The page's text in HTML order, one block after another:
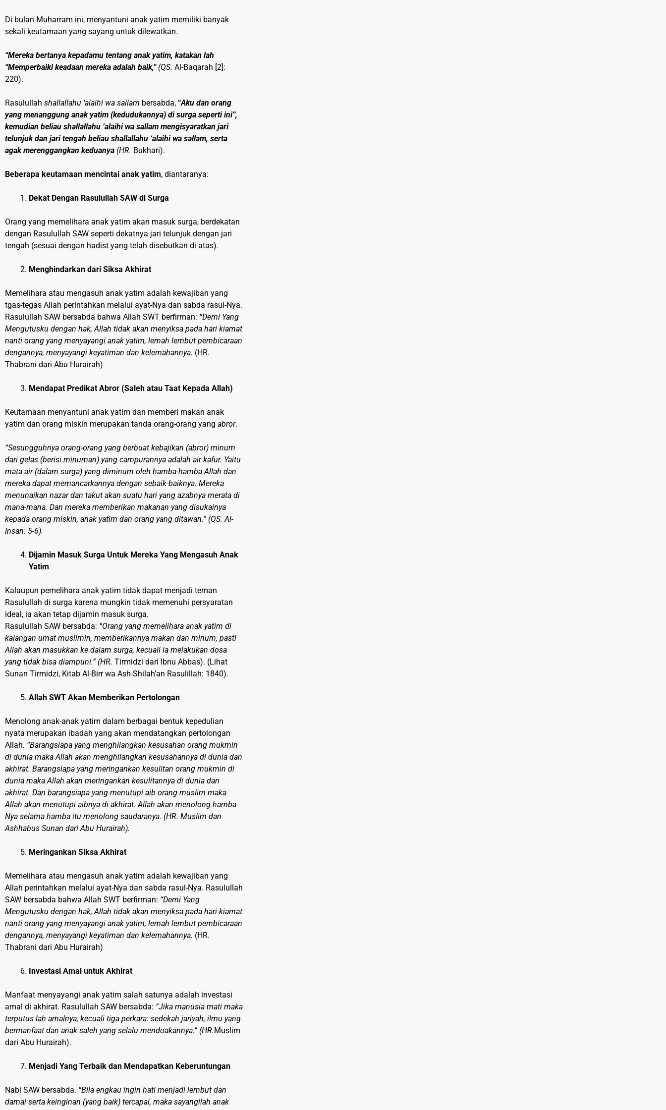
Di bulan Muharram ini, menyantuni anak yatim memiliki banyak
sekali keutamaan yang sayang untuk dilewatkan.
“Mereka bertanya kepadamu tentang anak yatim, katakan lah
“Memperbaiki keadaan mereka adalah baik,”(QS. Al-Baqarah [2]:
220).
Rasulullah shallallahu ‘alaihi wa sallam bersabda, “Aku dan orang
yang menanggung anak yatim (kedudukannya) di surga seperti ini”,
kemudian beliau shallallahu ‘alaihi wa sallam mengisyaratkan jari
telunjuk dan jari tengah beliau shallallahu ‘alaihi wa sallam, serta
agak merenggangkan keduanya (HR. Bukhari).
Beberapa keutamaan mencintai anak yatim, diantaranya:
Dekat Dengan Rasulullah SAW di Surga
Orang yang memelihara anak yatim akan masuk surga, berdekatan
dengan Rasulullah SAW seperti dekatnya jari telunjuk dengan jari
tengah (sesuai dengan hadist yang telah disebutkan di atas).
Menghindarkan dari Siksa Akhirat
Memelihara atau mengasuh anak yatim adalah kewajiban yang
tgas-tegas Allah perintahkan melalui ayat-Nya dan sabda rasul-Nya.
Rasulullah SAW bersabda bahwa Allah SWT berfirman: “Demi Yang
Mengutusku dengan hak, Allah tidak akan menyiksa pada hari kiamat
nanti orang yang menyayangi anak yatim, lemah lembut pembicaraan
dengannya, menyayangi keyatiman dan kelemahannya. (HR.
Thabrani dari Abu Hurairah)
Mendapat Predikat Abror (Saleh atau Taat Kepada Allah)
Keutamaan menyantuni anak yatim dan memberi makan anak
yatim dan orang miskin merupakan tanda orang-orang yang abror.
“Sesungguhnya orang-orang yang berbuat kebajikan (abror) minum
dari gelas (berisi minuman) yang campurannya adalah air kafur. Yaitu
mata air (dalam surga) yang diminum oleh hamba-hamba Allah dan
mereka dapat memancarkannya dengan sebaik-baiknya. Mereka
menunaikan nazar dan takut akan suatu hari yang azabnya merata di
mana-mana. Dan mereka memberikan makanan yang disukainya
kepada orang miskin, anak yatim dan orang yang ditawan.” (QS. Al-
Insan: 5-6).
Dijamin Masuk Surga Untuk Mereka Yang Mengasuh Anak
Yatim
Kalaupun pemelihara anak yatim tidak dapat menjadi teman
Rasulullah di surga karena mungkin tidak memenuhi persyaratan
ideal, ia akan tetap dijamin masuk surga.
Rasulullah SAW bersabda: “Orang yang memelihara anak yatim di
kalangan umat muslimin, memberikannya makan dan minum, pasti
Allah akan masukkan ke dalam surga, kecuali ia melakukan dosa
yang tidak bisa diampuni.” (HR. Tirmidzi dari Ibnu Abbas). (Lihat
Sunan Tirmidzi, Kitab Al-Birr wa Ash-Shilah’an Rasulillah: 1840).
Allah SWT Akan Memberikan Pertolongan
Menolong anak-anak yatim dalam berbagai bentuk kepedulian
nyata merupakan ibadah yang akan mendatangkan pertolongan
Allah. “Barangsiapa yang menghilangkan kesusahan orang mukmin
di dunia maka Allah akan menghilangkan kesusahannya di dunia dan
akhirat. Barangsiapa yang meringankan kesulitan orang mukmin di
dunia maka Allah akan meringankan kesulitannya di dunia dan
akhirat. Dan barangsiapa yang menutupi aib orang muslim maka
Allah akan menutupi aibnya di akhirat. Allah akan menolong hamba-
Nya selama hamba itu menolong saudaranya. (HR. Muslim dan
Ashhabus Sunan dari Abu Hurairah).
Meringankan Siksa Akhirat
Memelihara atau mengasuh anak yatim adalah kewajiban yang
Allah perintahkan melalui ayat-Nya dan sabda rasul-Nya. Rasulullah
SAW bersabda bahwa Allah SWT berfirman: “Demi Yang
Mengutusku dengan hak, Allah tidak akan menyiksa pada hari kiamat
nanti orang yang menyayangi anak yatim, lemah lembut pembicaraan
dengannya, menyayangi keyatiman dan kelemahannya. (HR.
Thabrani dari Abu Hurairah)
Investasi Amal untuk Akhirat
Manfaat menyayangi anak yatim salah satunya adalah investasi
amal di akhirat. Rasulullah SAW bersabda: “Jika manusia mati maka
terputus lah amalnya, kecuali tiga perkara: sedekah jariyah, ilmu yang
bermanfaat dan anak saleh yang selalu mendoakannya.” (HR. Muslim
dari Abu Hurairah).
Menjadi Yang Terbaik dan Mendapatkan Keberuntungan
Nabi SAW bersabda. “Bila engkau ingin hati menjadi lembut dan
damai serta keinginan (yang baik) tercapai, maka sayangilah anak